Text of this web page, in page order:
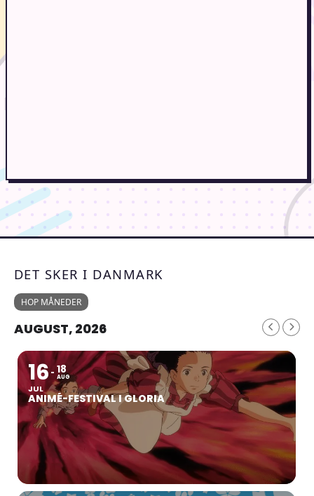
DET SKER I DANMARK
HOP MÅNEDER
AUGUST, 2026
16
JUL
18
AUG
ANIMÉ-FESTIVAL I GLORIA